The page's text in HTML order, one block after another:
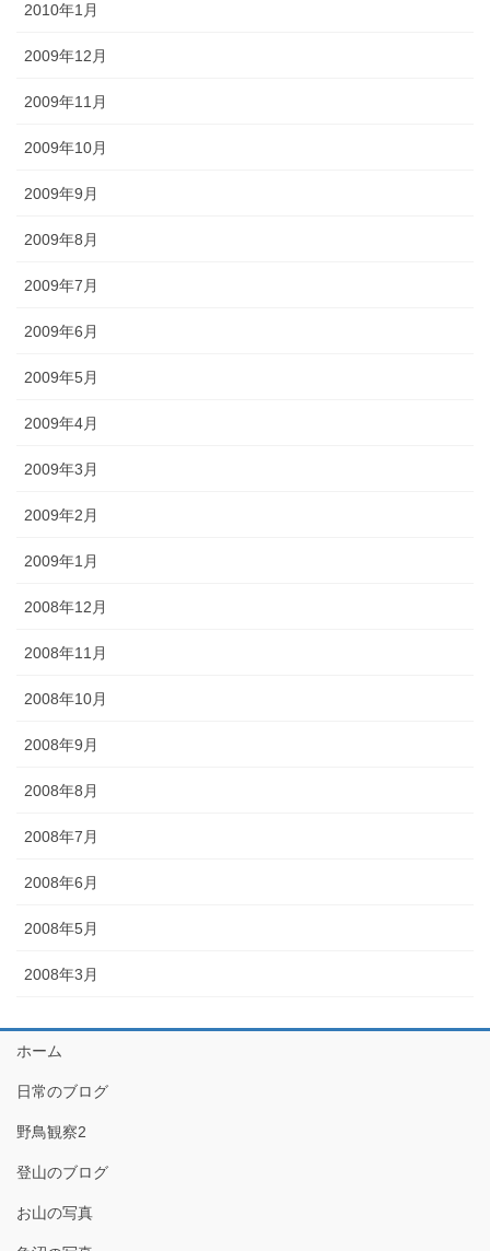
2010年1月
2009年12月
2009年11月
2009年10月
2009年9月
2009年8月
2009年7月
2009年6月
2009年5月
2009年4月
2009年3月
2009年2月
2009年1月
2008年12月
2008年11月
2008年10月
2008年9月
2008年8月
2008年7月
2008年6月
2008年5月
2008年3月
ホーム
日常のブログ
野鳥観察2
登山のブログ
お山の写真